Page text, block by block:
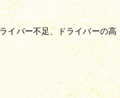
イバー不足、ドライバーの高